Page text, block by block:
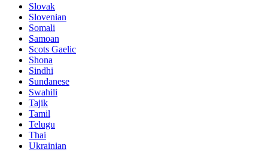
Slovak
Slovenian
Somali
Samoan
Scots Gaelic
Shona
Sindhi
Sundanese
Swahili
Tajik
Tamil
Telugu
Thai
Ukrainian